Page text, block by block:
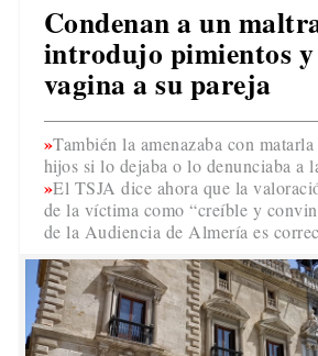
Condenan a un
introdujo pimientos
vagina a su pareja
También la amenazaba con
hijos si lo dejaba o lo denunciaba a
El TSJA dice ahora que la
de la víctima como “creíble y
de la Audiencia de Almería es